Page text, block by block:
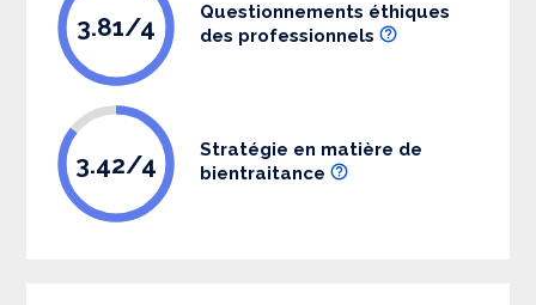
3.81/4
Questionnements éthiques
des professionnels
3.42/4
Stratégie en matière de
bientraitance